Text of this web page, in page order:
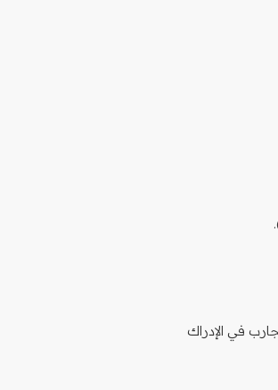
في الإدراك